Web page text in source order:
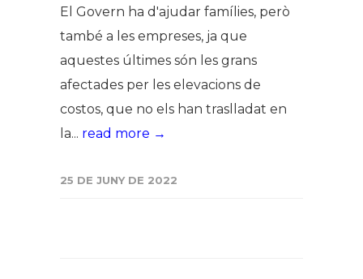
El Govern ha d'ajudar famílies, però
també a les empreses, ja que
aquestes últimes són les grans
afectades per les elevacions de
costos, que no els han traslladat en
la... read more →
25 DE JUNY DE 2022